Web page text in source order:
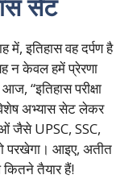
में, इतिहास वह दर्पण है
न केवल हमें प्रेरणा
“इतिहास परीक्षा
अभ्यास सेट लेकर
जैसे UPSC, SSC,
परखेगा। आइए, अतीत
तैयार हैं!